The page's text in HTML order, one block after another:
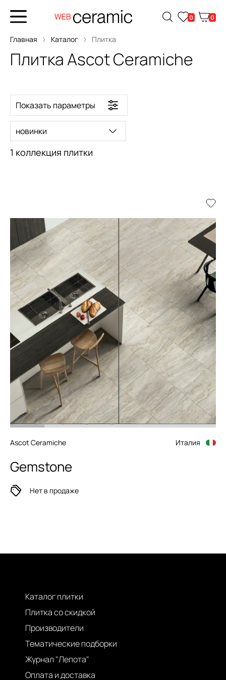
0 0
Главная Каталог Плитка
Плитка Ascot Ceramiche
Показать параметры
1 коллекция плитки
новинки
Ascot Ceramiche Италия
Gemstone
Нет в продаже
Каталог плитки
Плитка со скидкой
Производители
Тематические подборки
Журнал "Лепота"
Оплата и доставка